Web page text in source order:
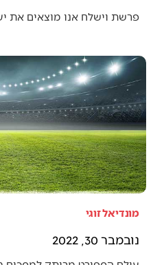
פרשת וישלח אנו מוצאים את
מונדיאל זוגי
נובמבר 30, 2022